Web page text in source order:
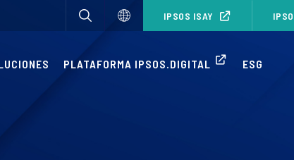
IPSOS ISAY
PLATAFORMA IPSOS.DIGITAL ESG